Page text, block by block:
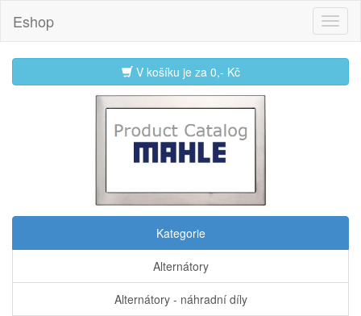
Eshop
V košíku je za 0,- Kč
Kategorie
Alternátory
Alternátory - náhradní díly